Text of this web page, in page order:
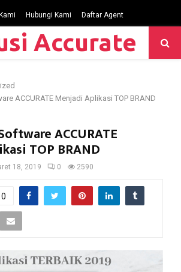
Hubungi Kami Daftar Agent
Accurate
ACCURATE Menjadi Aplikasi TOP BRAND
ACCURATE
TOP BRAND
18, 2019 0 2590
0